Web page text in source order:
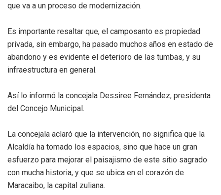
que va a un proceso de modernización.
Es importante resaltar que, el camposanto es propiedad
privada, sin embargo, ha pasado muchos años en estado de
abandono y es evidente el deterioro de las tumbas, y su
infraestructura en general.
Así lo informó la concejala Dessiree Fernández, presidenta
del Concejo Municipal.
La concejala aclaró que la intervención, no significa que la
Alcaldía ha tomado los espacios, sino que hace un gran
esfuerzo para mejorar el paisajismo de este sitio sagrado
con mucha historia, y que se ubica en el corazón de
Maracaibo, la capital zuliana.